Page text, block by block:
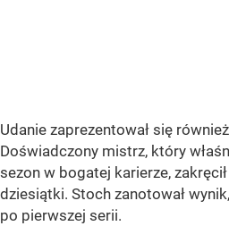
Udanie zaprezentował się
Doświadczony mistrz, który
sezon w bogatej karierze,
dziesiątki. Stoch zanotował
po pierwszej serii.